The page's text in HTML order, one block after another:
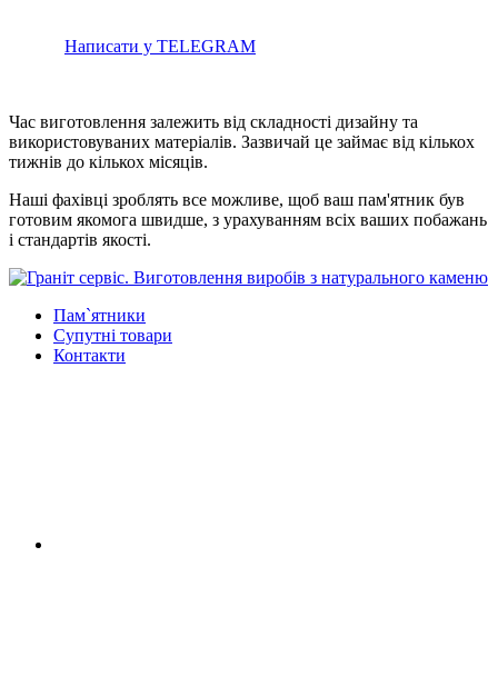
Написати у TELEGRAM
Час виготовлення залежить від складності дизайну та
використовуваних матеріалів. Зазвичай це займає від кількох
тижнів до кількох місяців.
Наші фахівці зроблять все можливе, щоб ваш пам'ятник був
готовим якомога швидше, з урахуванням всіх ваших побажань
і стандартів якості.
Пам`ятники
Супутні товари
Контакти